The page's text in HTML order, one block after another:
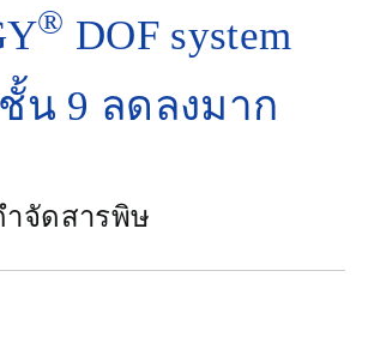
® DOF system
น 9 ลดลงมาก